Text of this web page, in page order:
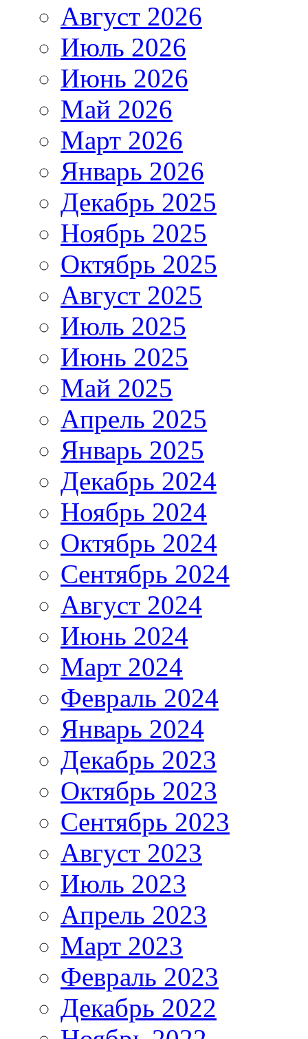
Август 2026
Июль 2026
Июнь 2026
Май 2026
Март 2026
Январь 2026
Декабрь 2025
Ноябрь 2025
Октябрь 2025
Август 2025
Июль 2025
Июнь 2025
Май 2025
Апрель 2025
Январь 2025
Декабрь 2024
Ноябрь 2024
Октябрь 2024
Сентябрь 2024
Август 2024
Июнь 2024
Март 2024
Февраль 2024
Январь 2024
Декабрь 2023
Октябрь 2023
Сентябрь 2023
Август 2023
Июль 2023
Апрель 2023
Март 2023
Февраль 2023
Декабрь 2022